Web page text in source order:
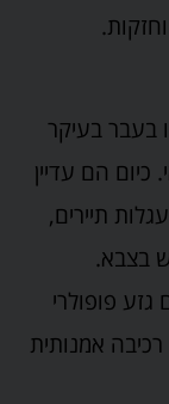
בעבר בעיקר
הם עדיין
תיירים,
בצבא.
פופולרי
רכיבה אמנותית